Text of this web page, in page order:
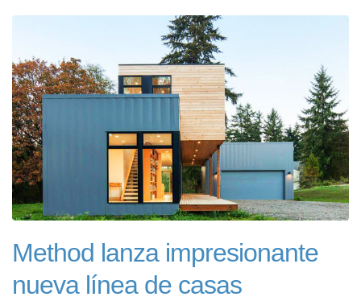
Method lanza impresionante
nueva línea de casas